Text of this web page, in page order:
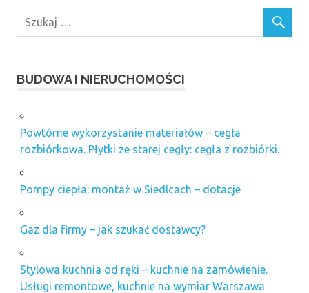
BUDOWA I NIERUCHOMOŚCI
Powtórne wykorzystanie materiałów – cegła
rozbiórkowa. Płytki ze starej cegły: cegła z rozbiórki.
Pompy ciepła: montaż w Siedlcach – dotacje
Gaz dla firmy – jak szukać dostawcy?
Stylowa kuchnia od ręki – kuchnie na zamówienie.
Usługi remontowe, kuchnie na wymiar Warszawa